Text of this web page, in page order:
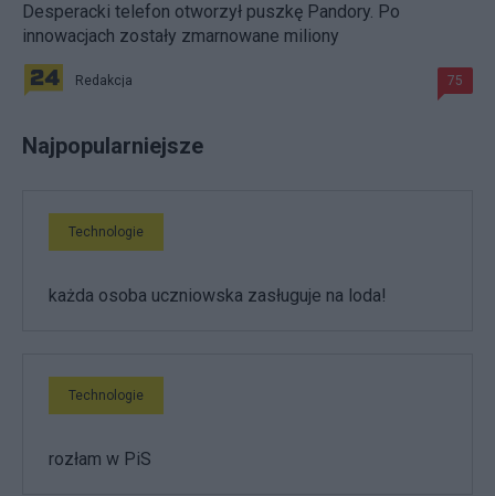
Desperacki telefon otworzył puszkę Pandory. Po
innowacjach zostały zmarnowane miliony
Redakcja 75
Najpopularniejsze
Technologie
każda osoba uczniowska zasługuje na loda!
Technologie
rozłam w PiS